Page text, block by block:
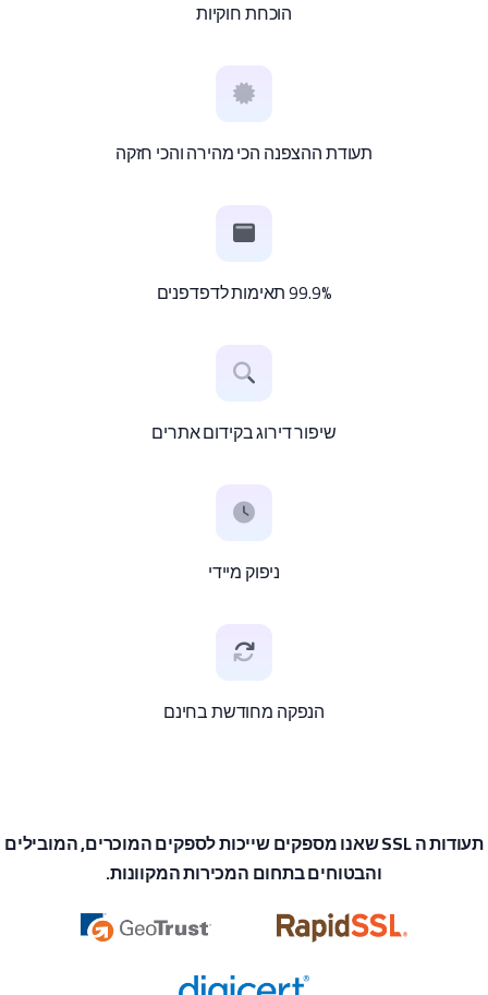
הוכחת חוקיות
תעודת ההצפנה הכי מהירה והכי חזקה
99.9% תאימות לדפדפנים
שיפור דירוג בקידום אתרים
ניפוק מיידי
הנפקה מחודשת בחינם
תעודות ה SSL שאנו מספקים שייכות לספקים המוכרים, המובילים
והבטוחים בתחום המכירות המקוונות.